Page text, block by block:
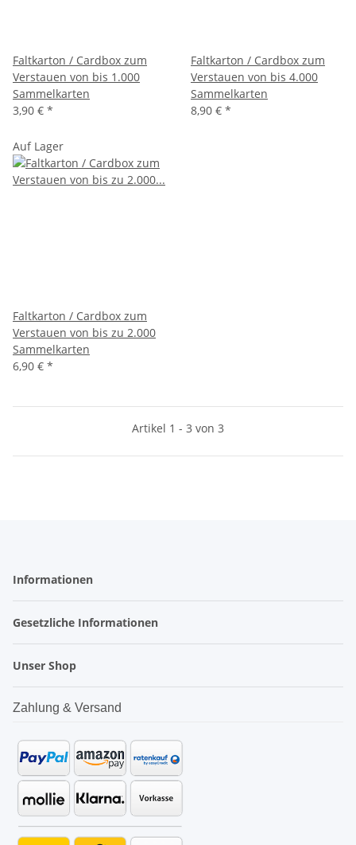
Faltkarton / Cardbox zum
Verstauen von bis 1.000
Sammelkarten
3,90 € *
Faltkarton / Cardbox zum
Verstauen von bis 4.000
Sammelkarten
8,90 € *
Auf Lager
Faltkarton / Cardbox zum
Verstauen von bis zu 2.000
Sammelkarten
6,90 € *
Artikel 1 - 3 von 3
Informationen
Gesetzliche Informationen
Unser Shop
Zahlung & Versand